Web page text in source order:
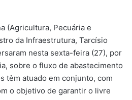
(Agricultura, Pecuária e
da Infraestrutura, Tarcísio
nesta sexta-feira (27), por
sobre o fluxo de abastecimento
têm atuado em conjunto, com
o objetivo de garantir o livre